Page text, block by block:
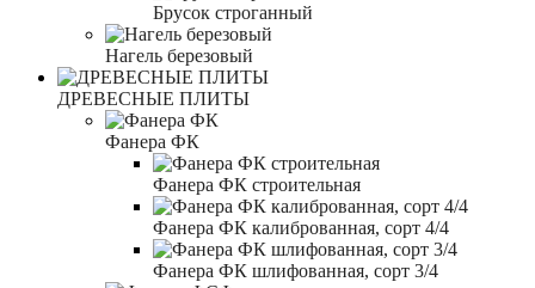
Брусок строганный
Нагель березовый
ДРЕВЕСНЫЕ ПЛИТЫ
Фанера ФК
Фанера ФК строительная
Фанера ФК калиброванная, сорт 4/4
Фанера ФК шлифованная, сорт 3/4